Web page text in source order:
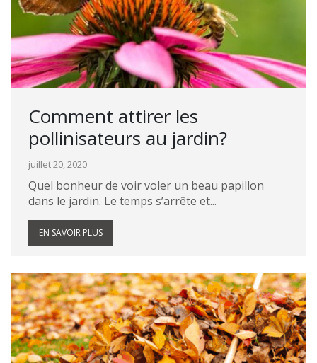
Comment attirer les
pollinisateurs au jardin?
juillet 20, 2020
Quel bonheur de voir voler un beau papillon
dans le jardin. Le temps s’arrête et...
EN SAVOIR PLUS